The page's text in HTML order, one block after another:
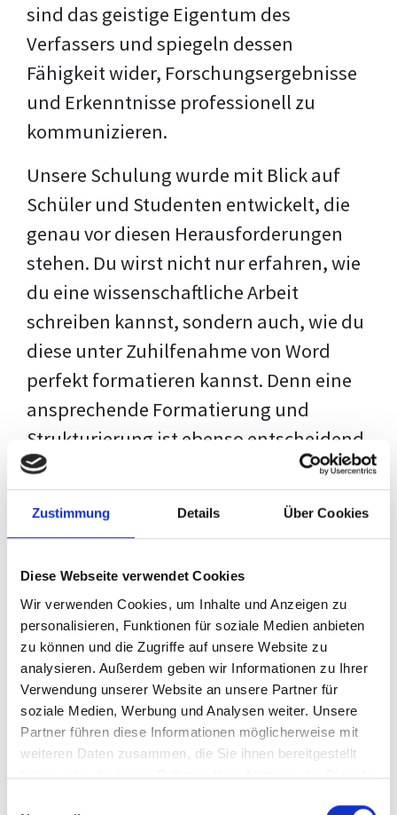
Zustimmung Details Über Cookies
Diese Webseite verwendet Cookies
Wir verwenden Cookies, um Inhalte und Anzeigen zu
personalisieren, Funktionen für soziale Medien anbieten
zu können und die Zugriffe auf unsere Website zu
analysieren. Außerdem geben wir Informationen zu Ihrer
Verwendung unserer Website an unsere Partner für
soziale Medien, Werbung und Analysen weiter. Unsere
Partner führen diese Informationen möglicherweise mit
weiteren Daten zusammen, die Sie ihnen bereitgestellt
haben oder die sie im Rahmen Ihrer Nutzung der Dienste
sind das geistige Eigentum des
Verfassers und spiegeln dessen
Fähigkeit wider, Forschungsergebnisse
und Erkenntnisse professionell zu
kommunizieren.
Unsere Schulung wurde mit Blick auf
Schüler und Studenten entwickelt, die
genau vor diesen Herausforderungen
stehen. Du wirst nicht nur erfahren, wie
du eine wissenschaftliche Arbeit
schreiben kannst, sondern auch, wie du
diese unter Zuhilfenahme von Word
perfekt formatieren kannst. Denn eine
ansprechende Formatierung und
Strukturierung ist ebenso entscheidend
wie der Inhalt selbst. Jeder Prüfer hat
eigene Erwartungen, und unsere
Schulung ist so konzipiert, dass sie dir
deiner individuellen Vorlage zeigt,
anstatt eine Einheitslösung zu bieten.
Der Prozess des wissenschaftlichen
Schreibens kann ohne das richtige
Wissen eine große Herausforderung
darstellen. Jedoch, ausgestattet mit
denTechniken und Strategiendieses
Kurses, wird die Formatierung deiner